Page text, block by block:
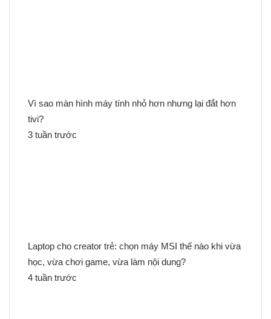
Vì sao màn hình máy tính nhỏ hơn nhưng lại đắt hơn
tivi?
3 tuần trước
Laptop cho creator trẻ: chọn máy MSI thế nào khi vừa
học, vừa chơi game, vừa làm nội dung?
4 tuần trước